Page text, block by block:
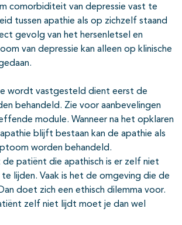
comorbiditeit van depressie vast te
tussen apathie als op zichzelf staand
gevolg van het hersenletsel en
van depressie kan alleen op klinische
wordt vastgesteld dient eerst de
behandeld. Zie voor aanbevelingen
module. Wanneer na het opklaren
blijft bestaan kan de apathie als
worden behandeld.
de patiënt die apathisch is er zelf niet
lijden. Vaak is het de omgeving die de
doet zich een ethisch dilemma voor.
zelf niet lijdt moet je dan wel